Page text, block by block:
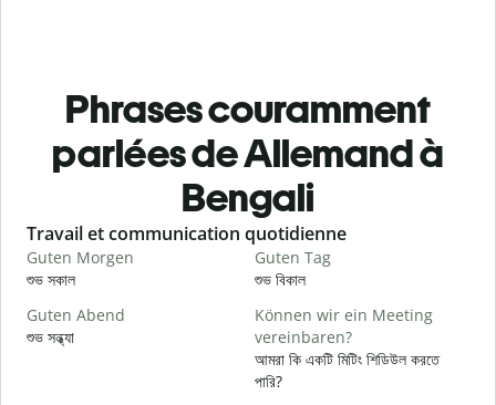
Phrases couramment
parlées de Allemand à
Bengali
Slide 1 of 6
Travail et communication quotidienne
Guten Morgen
শুভ সকাল
Guten Tag
শুভ বিকাল
Guten Abend
শুভ সন্ধ্যা
Können wir ein Meeting
vereinbaren?
আমরা কি একটি মিটিং শিডিউল করতে
পারি?